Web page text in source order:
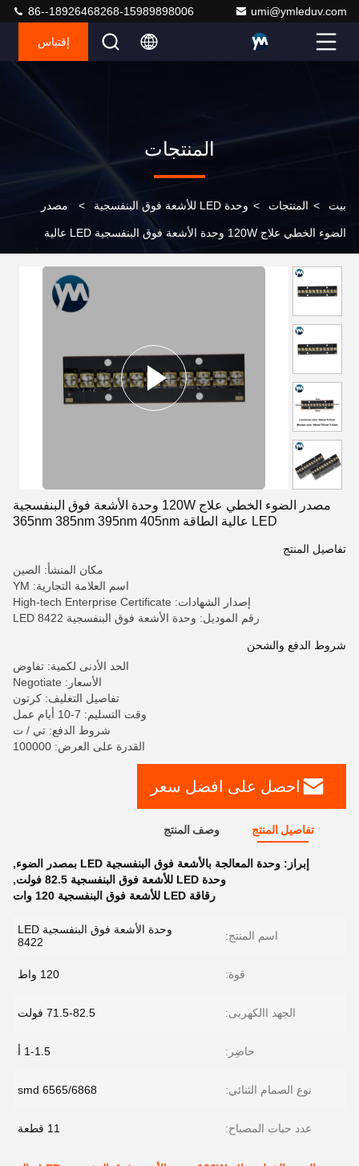
umi@ymleduv.com
86--18926468268-15989898006
إقتباس
المنتجات
بيت > المنتجات > وحدة LED للأشعة فوق البنفسجية > مصدر
الضوء الخطي علاج 120W وحدة الأشعة فوق البنفسجية LED عالية
مصدر الضوء الخطي علاج 120W وحدة الأشعة فوق البنفسجية
LED عالية الطاقة 365nm 385nm 395nm 405nm
تفاصيل المنتج
مكان المنشأ: الصين
اسم العلامة التجارية: YM
إصدار الشهادات: High-tech Enterprise Certificate
رقم الموديل: وحدة الأشعة فوق البنفسجية LED 8422
شروط الدفع والشحن
الحد الأدنى لكمية: تفاوض
الأسعار: Negotiate
تفاصيل التغليف: كرتون
وقت التسليم: 7-10 أيام عمل
شروط الدفع: تي / ت
القدرة على العرض: 100000
احصل على افضل سعر
تفاصيل المنتج وصف المنتج
إبراز: وحدة المعالجة بالأشعة فوق البنفسجية LED بمصدر الضوء
,
وحدة LED للأشعة فوق البنفسجية 82.5 فولت
,
رقاقة LED للأشعة فوق البنفسجية 120 وات
اسم المنتج:
وحدة الأشعة فوق البنفسجية LED
8422
قوة: 120 واط
الجهد االكهربى: 71.5-82.5 فولت
حاضِر: 1-1.5 أ
نوع الصمام الثنائي: 6565/6868 smd
عدد حبات المصباح: 11 قطعة